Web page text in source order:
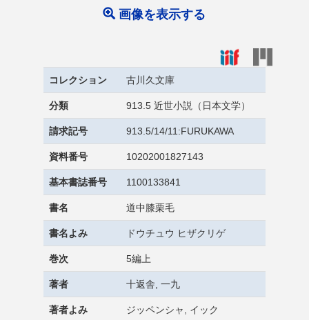
画像を表示する
コレクション 古川久文庫
分類 913.5 近世小説（日本文学）
請求記号 913.5/14/11:FURUKAWA
資料番号 10202001827143
基本書誌番号 1100133841
書名 道中膝栗毛
書名よみ ドウチュウ ヒザクリゲ
巻次 5編上
著者 十返舎, 一九
著者よみ ジッペンシャ, イック